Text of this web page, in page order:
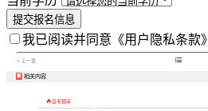
提交报名信息
我已阅读并同意 《用户隐私条款》
< 上一章 
 相关内容
 自考题库